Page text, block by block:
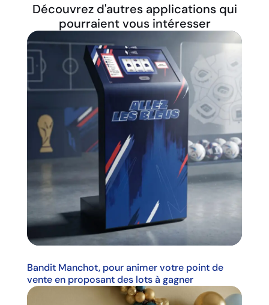
Découvrez d'autres applications qui
pourraient vous intéresser
Bandit Manchot, pour animer votre point de
vente en proposant des lots à gagner